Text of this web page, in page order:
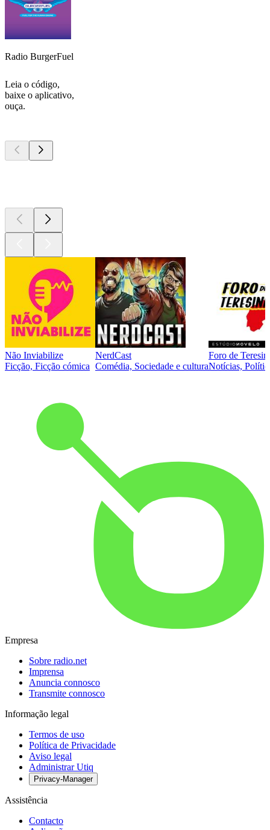
Radio BurgerFuel
Leia o código,
baixe o aplicativo,
ouça.
Não Inviabilize
Ficção, Ficção cómica
NerdCast
Comédia, Sociedade e cultura
Foro de
Notícias,
Empresa
Sobre radio.net
Imprensa
Anuncia connosco
Transmite connosco
Informação legal
Termos de uso
Política de Privacidade
Aviso legal
Administrar Utiq
Privacy-Manager
Assistência
Contacto